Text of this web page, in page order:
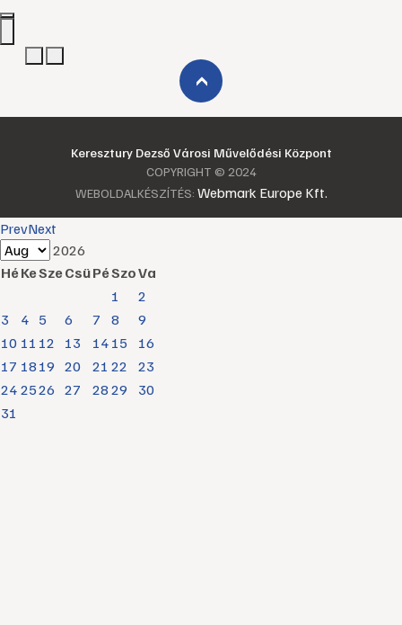
›
Keresztury Dezső Városi Művelődési Központ
COPYRIGHT © 2024
WEBOLDALKÉSZÍTÉS: Webmark Europe Kft.
PrevNext
2026
HéKeSzeCsüPéSzoVa
1
2
3
4 5 6 7 8
9
10 11 12 13 14 15
16
17 18 19 20 21 22
23
24 2526 27 28 29
30
31